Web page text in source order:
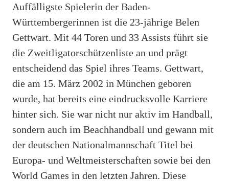
Auffälligste Spielerin der Baden-
Württembergerinnen ist die 23-jährige Belen
Gettwart. Mit 44 Toren und 33 Assists führt sie
die Zweitligatorschützenliste an und prägt
entscheidend das Spiel ihres Teams. Gettwart,
die am 15. März 2002 in München geboren
wurde, hat bereits eine eindrucksvolle Karriere
hinter sich. Sie war nicht nur aktiv im Handball,
sondern auch im Beachhandball und gewann mit
der deutschen Nationalmannschaft Titel bei
Europa- und Weltmeisterschaften sowie bei den
World Games in den letzten Jahren. Diese